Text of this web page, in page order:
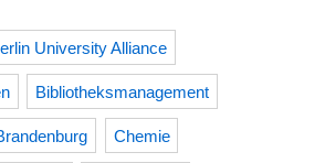
University Alliance
Bibliotheksmanagement
Chemie